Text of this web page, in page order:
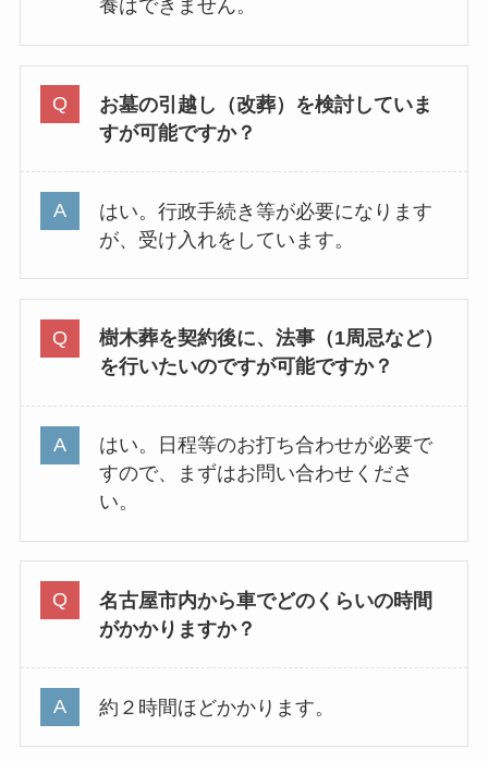
養はできません。
お墓の引越し（改葬）を検討していま
すが可能ですか？
はい。行政手続き等が必要になります
が、受け入れをしています。
樹木葬を契約後に、法事（1周忌など）
を行いたいのですが可能ですか？
はい。日程等のお打ち合わせが必要で
すので、まずはお問い合わせくださ
い。
名古屋市内から車でどのくらいの時間
がかかりますか？
約２時間ほどかかります。